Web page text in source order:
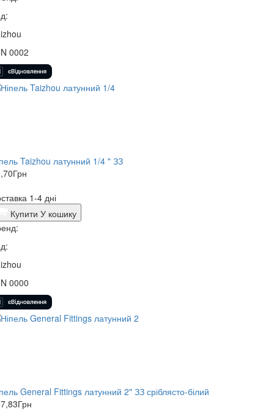
0002
Taizhou латунний 1/4 " ЗЗ
Грн
1-4 дні
Купити У кошику
0000
General Fittings латунний 2" ЗЗ сріблясто-білий
Грн